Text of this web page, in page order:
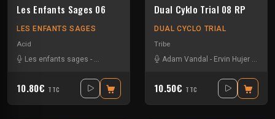
Les Enfants Sages 06
LES ENFANTS SAGES
Acid
Les enfants sages - Octodred
10.80€ TTC
Dual Cyklo Trial 08 RP
DUAL CYCLO TRIAL
Tribe
Adam Vandal - Ervin Hujer Les
10.50€ TTC